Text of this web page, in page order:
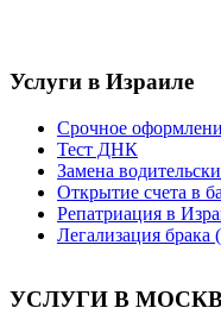
Услуги в Израиле
Срочное
Тест ДНК
Замена
Открытие счета в
Репатриация в
Легализация
УСЛУГИ В